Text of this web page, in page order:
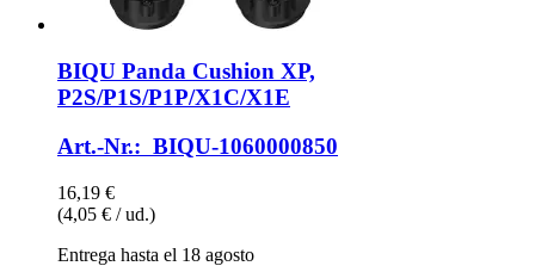
BIQU Panda Cushion XP,
P2S/P1S/P1P/X1C/X1E
Art.-Nr.: BIQU-1060000850
16,19 €
(4,05 € / ud.)
Entrega hasta el 18 agosto